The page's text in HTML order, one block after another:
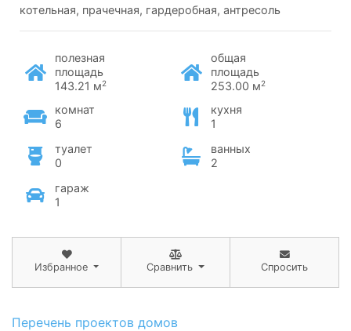
котельная, прачечная, гардеробная, антресоль
полезная
площадь
143.21 м2
общая
площадь
253.00 м2
комнат
6
кухня
1
туалет
0
ванных
2
гараж
1
Избранное Сравнить Спросить
Перечень проектов домов